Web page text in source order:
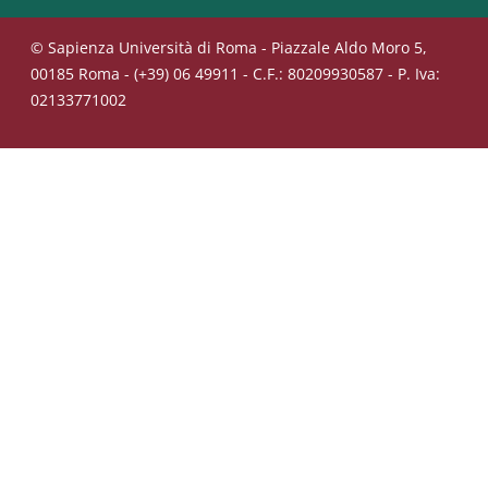
© Sapienza Università di Roma - Piazzale Aldo Moro 5,
00185 Roma - (+39) 06 49911 - C.F.: 80209930587 - P. Iva:
02133771002